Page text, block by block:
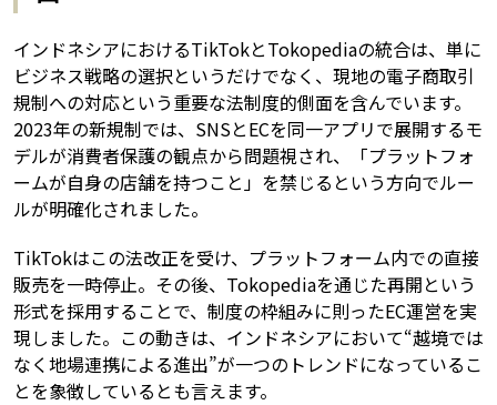
インドネシアにおけるTikTokとTokopediaの統合は、単に
ビジネス戦略の選択というだけでなく、現地の電子商取引
規制への対応という重要な法制度的側面を含んでいます。
2023年の新規制では、SNSとECを同一アプリで展開するモ
デルが消費者保護の観点から問題視され、「プラットフォ
ームが自身の店舗を持つこと」を禁じるという方向でルー
ルが明確化されました。
TikTokはこの法改正を受け、プラットフォーム内での直接
販売を一時停止。その後、Tokopediaを通じた再開という
形式を採用することで、制度の枠組みに則ったEC運営を実
現しました。この動きは、インドネシアにおいて“越境では
なく地場連携による進出”が一つのトレンドになっているこ
とを象徴しているとも言えます。